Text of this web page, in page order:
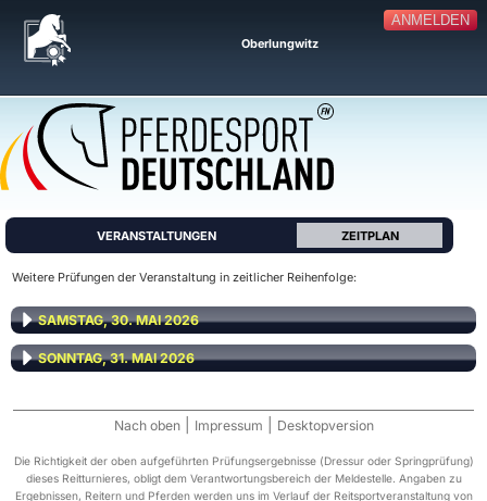
ANMELDEN
Oberlungwitz
VERANSTALTUNGEN ZEITPLAN
Weitere Prüfungen der Veranstaltung in zeitlicher Reihenfolge:
SAMSTAG, 30. MAI 2026
SONNTAG, 31. MAI 2026
Nach oben Impressum Desktopversion
Die Richtigkeit der oben aufgeführten Prüfungsergebnisse (Dressur oder Springprüfung)
dieses Reitturnieres, obligt dem Verantwortungsbereich der Meldestelle. Angaben zu
Ergebnissen, Reitern und Pferden werden uns im Verlauf der Reitsportveranstaltung von